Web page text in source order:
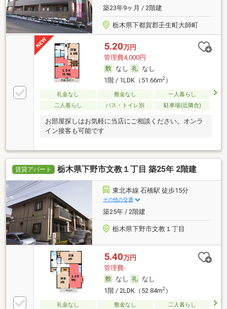
築23年9ヶ月 / 2階建
栃木県下都賀郡壬生町大師町
5.20万円
管理費4,000円
なし
なし
1階 / 1LDK（51.66m2）
礼金なし 敷金なし
一人暮らし
二人暮らし
バス・トイレ別 駐車場(近隣含)
お部屋探しはお気軽に当店にご相談ください。オンラ
イン接客も可能です
賃貸アパート 栃木県下野市文教１丁目 築25年 2階建
東北本線 石橋駅 徒歩15分
その他の交通
築25年 / 2階建
栃木県下野市文教１丁目
5.40万円
管理費-
なし
なし
1階 / 2LDK（52.84m2）
礼金なし 敷金なし 二人暮らし